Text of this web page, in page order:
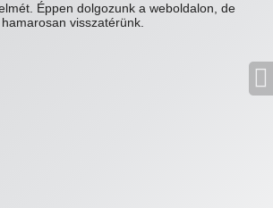
Éppen dolgozunk a weboldalon, de
hamarosan visszatérünk.